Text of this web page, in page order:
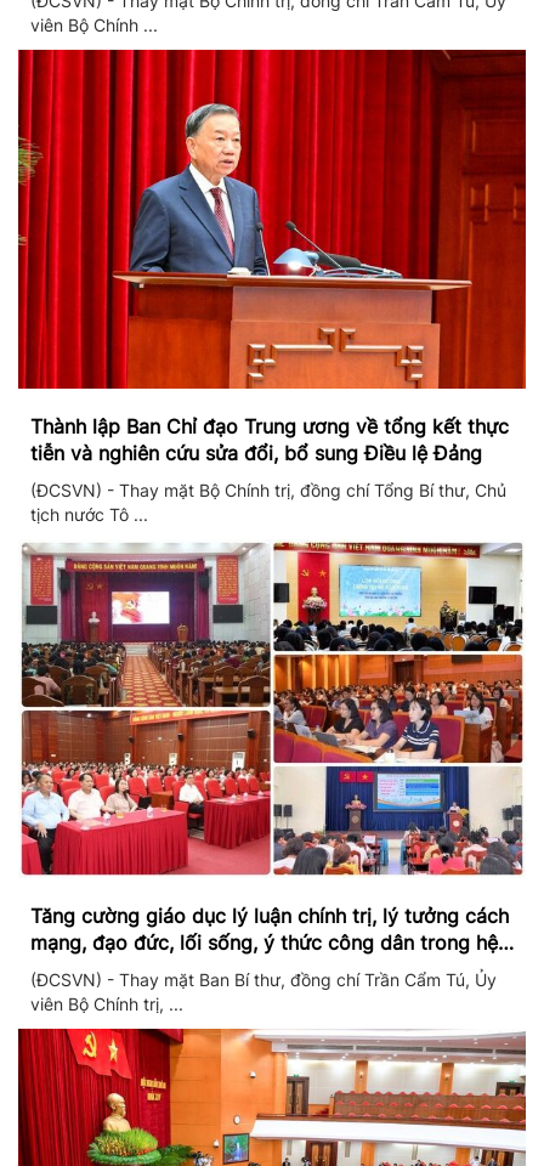
viên Bộ Chính ...
Thành lập Ban Chỉ đạo Trung ương về tổng kết thực
tiễn và nghiên cứu sửa đổi, bổ sung Điều lệ Đảng
(ĐCSVN) - Thay mặt Bộ Chính trị, đồng chí Tổng Bí thư, Chủ
tịch nước Tô ...
Tăng cường giáo dục lý luận chính trị, lý tưởng cách
mạng, đạo đức, lối sống, ý thức công dân trong hệ
thống giáo dục quốc dân
(ĐCSVN) - Thay mặt Ban Bí thư, đồng chí Trần Cẩm Tú, Ủy
viên Bộ Chính trị, ...